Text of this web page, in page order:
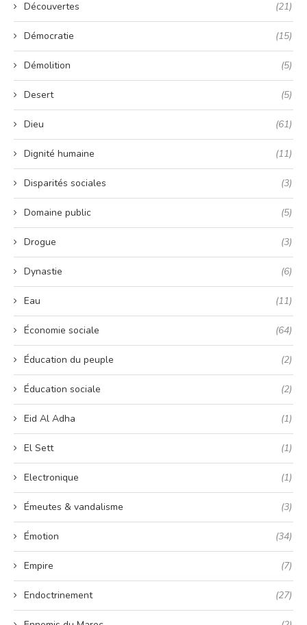
Découvertes (21)
Démocratie (15)
Démolition (5)
Desert (5)
Dieu (61)
Dignité humaine (11)
Disparités sociales (3)
Domaine public (5)
Drogue (3)
Dynastie (6)
Eau (11)
Économie sociale (64)
Éducation du peuple (2)
Éducation sociale (2)
Eid Al Adha (1)
El Sett (1)
Electronique (1)
Émeutes & vandalisme (3)
Émotion (34)
Empire (7)
Endoctrinement (27)